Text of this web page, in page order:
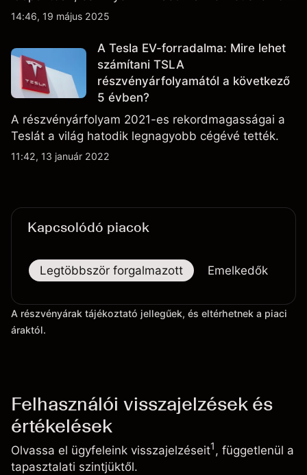
a vállalat.
14:46, 19 május 2025
A Tesla EV-forradalma: Mire lehet
számítani TSLA
részvényárfolyamától a következő
5 évben?
A részvényárfolyam 2021-es rekordmagasságai a
Teslát a világ hatodik legnagyobb cégévé tették.
11:42, 13 január 2022
Kapcsolódó piacok
Legtöbbször forgalmazott Emelkedők
A részvényárak tájékoztató jellegűek, és eltérhetnek a piaci
áraktól.
Felhasználói visszajelzések és
értékelések
Olvassa el ügyfeleink visszajelzéseit1, függetlenül a
tapasztalati szintjüktől.